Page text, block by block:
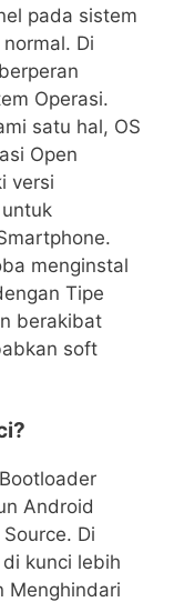
pada sistem
Di
Operasi.
satu hal, OS
Open
versi
menginstal
Tipe
berakibat
soft
Android
Di
kunci lebih
Menghindari